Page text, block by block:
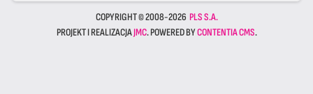
COPYRIGHT © 2008-2026 PLS S.A.
PROJEKT I REALIZACJAJMC. POWERED BYCONTENTIA CMS.